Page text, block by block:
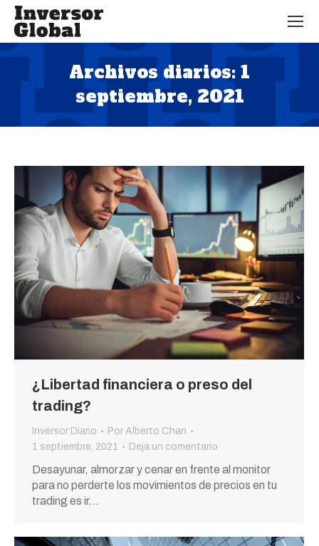
Archivos diarios: 1
septiembre, 2021
Estás aquí:
¿Libertad financiera o preso del
trading?
Inversor Diario Por Alberto Chan
1 septiembre, 2021
Deja un comentario
Desayunar, almorzar y cenar en frente al monitor
para no perderte los movimientos de precios en tu
trading es ir…